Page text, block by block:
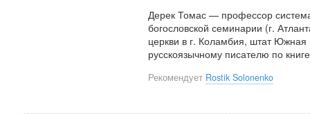
Дерек Томас — профессор
богословской семинарии (г.
церкви в г. Коламбия, штат Южная
русскоязычному писателю по
Рекомендует Rostik Solonenko